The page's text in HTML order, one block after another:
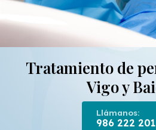
Tratamiento de
Vigo y
Llámanos:
986 222 201